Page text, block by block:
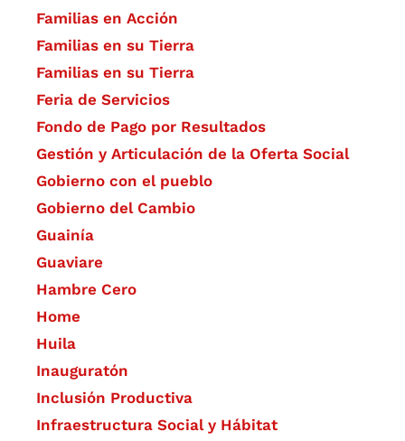
Familias en Acción
Familias en su Tierra
Familias en su Tierra
Feria de Servicios
Fondo de Pago por Resultados
Gestión y Articulación de la Oferta Social
Gobierno con el pueblo
Gobierno del Cambio
Guainía
Guaviare
Hambre Cero
Home
Huila
Inauguratón
Inclusión Productiva
Infraestructura Social y Hábitat